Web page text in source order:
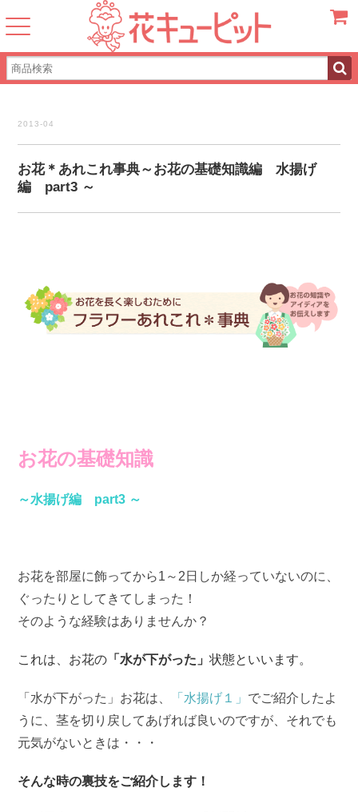
2013-04
お花＊あれこれ事典～お花の基礎知識編 水揚げ
編 part3 ～
お花の基礎知識
～水揚げ編 part3 ～
お花を部屋に飾ってから1～2日しか経っていないのに、
ぐったりとしてきてしまった！
そのような経験はありませんか？
これは、お花の 「水が下がった」状態といいます。
「水が下がった」お花は、 「水揚げ１」 でご紹介したよ
うに、茎を切り戻してあげれば良いのですが、それでも
元気がないときは・・・
そんな時の裏技をご紹介します！